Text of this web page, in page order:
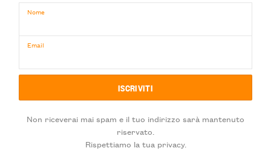
Nome
Email
Non riceverai mai spam e il tuo indirizzo sarà mantenuto
riservato.
Rispettiamo la tua privacy.